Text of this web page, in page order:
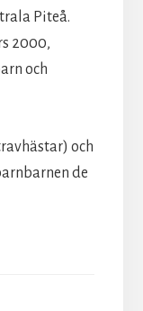
Piteå.
2000,
och
och
de